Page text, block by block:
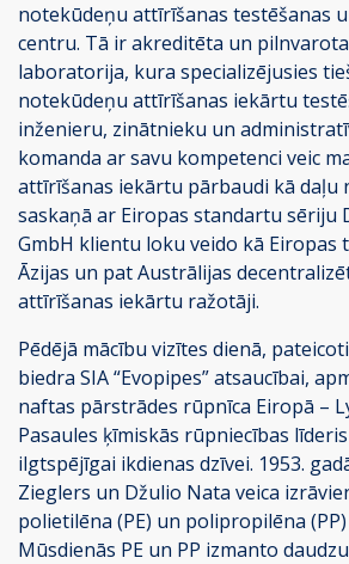
notekūdeņu attīrīšanas testēšanas
centru. Tā ir akreditēta un
laboratorija, kura specializējusies
notekūdeņu attīrīšanas iekārtu
inženieru, zinātnieku un
komanda ar savu kompetenci veic
attīrīšanas iekārtu pārbaudi kā daļu
saskaņā ar Eiropas standartu sēriju
GmbH klientu loku veido kā Eiropas
Āzijas un pat Austrālijas
attīrīšanas iekārtu ražotāji.
Pēdējā mācību vizītes dienā,
biedra SIA “Evopipes” atsaucībai,
naftas pārstrādes rūpnīca Eiropā –
Pasaules ķīmiskās rūpniecības
ilgtspējīgai ikdienas dzīvei. 1953.
Zieglers un Džulio Nata veica
polietilēna (PE) un polipropilēna
Mūsdienās PE un PP izmanto